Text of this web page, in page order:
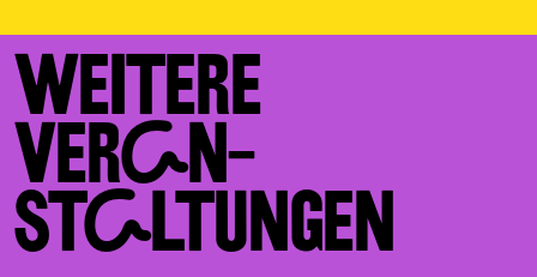
WEITERE
VERAN­
STALTUNGEN